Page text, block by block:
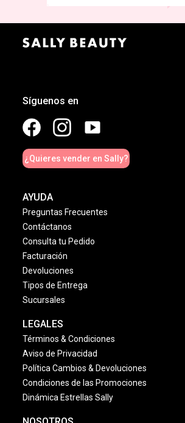
Síguenos en
¿Quieres vender en Sally?
AYUDA
Preguntas Frecuentes
Contáctanos
Consulta tu Pedido
Facturación
Devoluciones
Tipos de Entrega
Sucursales
LEGALES
Términos & Condiciones
Aviso de Privacidad
Política Cambios & Devoluciones
Condiciones de las Promociones
Dinámica Estrellas Sally